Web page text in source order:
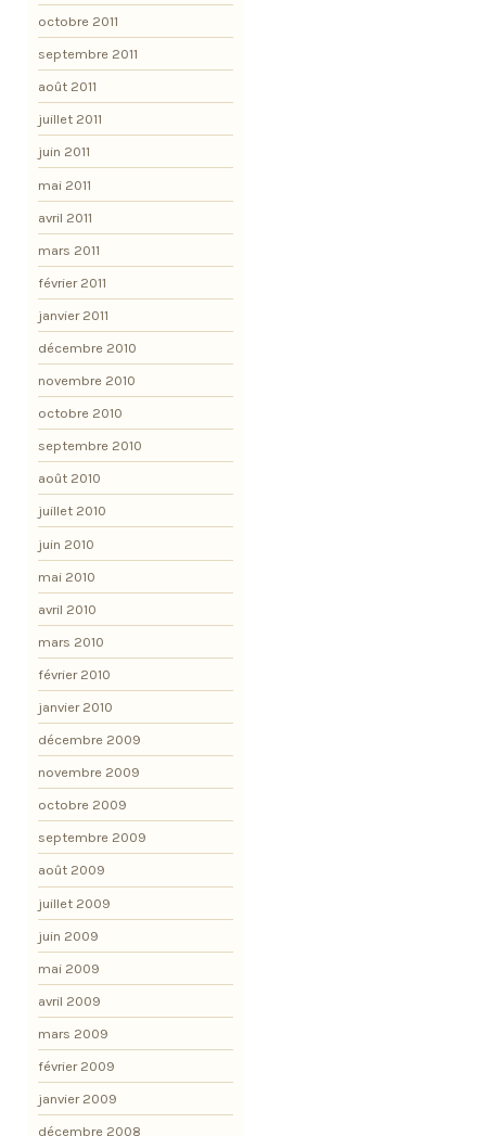
octobre 2011
septembre 2011
août 2011
juillet 2011
juin 2011
mai 2011
avril 2011
mars 2011
février 2011
janvier 2011
décembre 2010
novembre 2010
octobre 2010
septembre 2010
août 2010
juillet 2010
juin 2010
mai 2010
avril 2010
mars 2010
février 2010
janvier 2010
décembre 2009
novembre 2009
octobre 2009
septembre 2009
août 2009
juillet 2009
juin 2009
mai 2009
avril 2009
mars 2009
février 2009
janvier 2009
décembre 2008